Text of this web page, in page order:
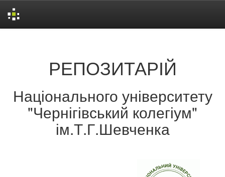
РЕПОЗИТАРІЙ
Національного університету
"Чернігівський колегіум"
ім.Т.Г.Шевченка